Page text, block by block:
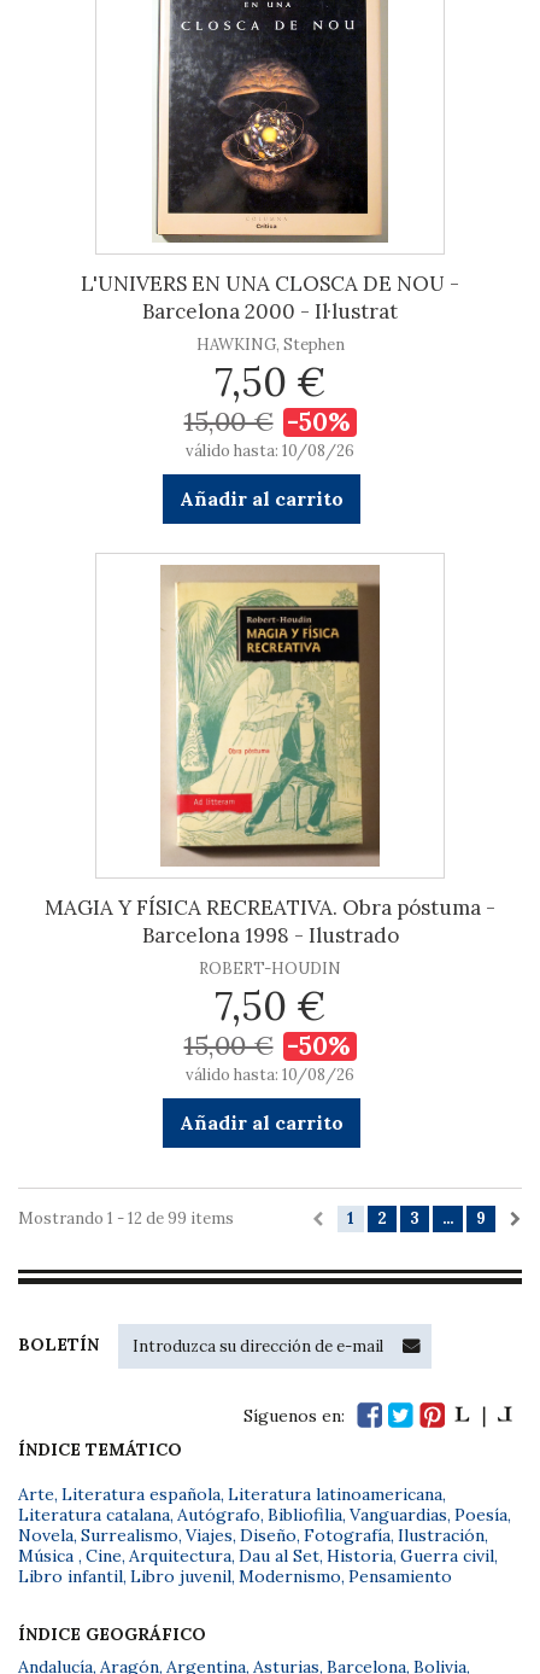
L'UNIVERS EN UNA CLOSCA DE NOU -
Barcelona 2000 - Il·lustrat
HAWKING, Stephen
7,50 €
15,00 € -50%
válido hasta: 10/08/26
Añadir al carrito
MAGIA Y FÍSICA RECREATIVA. Obra póstuma -
Barcelona 1998 - Ilustrado
ROBERT-HOUDIN
7,50 €
15,00 € -50%
válido hasta: 10/08/26
Añadir al carrito
1 2 3 ... 9
Mostrando 1 - 12 de 99 items
BOLETÍN
Síguenos en:
ÍNDICE TEMÁTICO
Arte, Literatura española, Literatura latinoamericana,
Literatura catalana, Autógrafo, Bibliofilia, Vanguardias, Poesía,
Novela, Surrealismo, Viajes, Diseño, Fotografía, Ilustración,
Música , Cine, Arquitectura, Dau al Set, Historia, Guerra civil,
Libro infantil, Libro juvenil, Modernismo, Pensamiento
ÍNDICE GEOGRÁFICO
Andalucía, Aragón, Argentina, Asturias, Barcelona, Bolivia,